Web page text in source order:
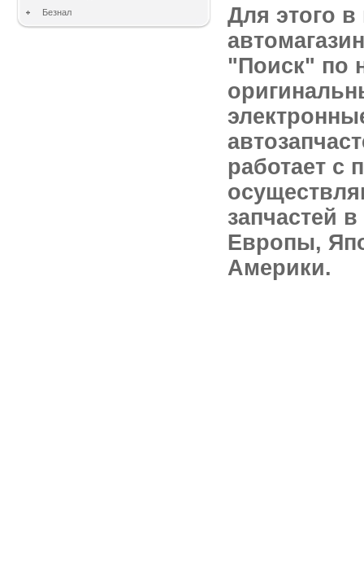
Безнал
Для этого в
"Поиск" по
работает с
запчастей
Европы,
Америки.